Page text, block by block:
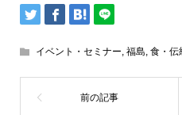
イベント・セミナー 福島 食・伝